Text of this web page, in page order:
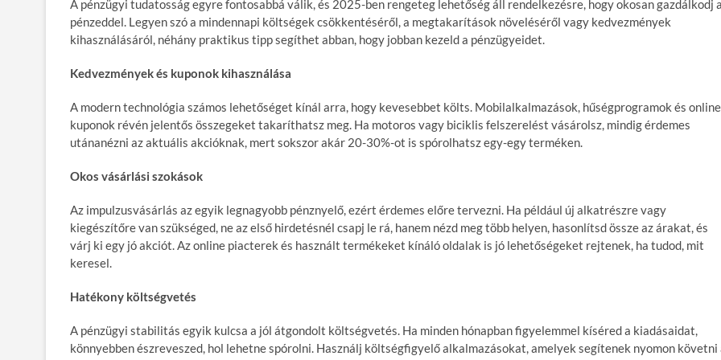
A pénzügyi tudatosság egyre fontosabbá válik, és 2025-ben rengeteg lehetőség áll rendelkezésre, hogy okosan gazdálkodj a
pénzeddel. Legyen szó a mindennapi költségek csökkentéséről, a megtakarítások növeléséről vagy kedvezmények
kihasználásáról, néhány praktikus tipp segíthet abban, hogy jobban kezeld a pénzügyeidet.
Kedvezmények és kuponok kihasználása
A modern technológia számos lehetőséget kínál arra, hogy kevesebbet költs. Mobilalkalmazások, hűségprogramok és online
kuponok révén jelentős összegeket takaríthatsz meg. Ha motoros vagy biciklis felszerelést vásárolsz, mindig érdemes
utánanézni az aktuális akcióknak, mert sokszor akár 20-30%-ot is spórolhatsz egy-egy terméken.
Okos vásárlási szokások
Az impulzusvásárlás az egyik legnagyobb pénznyelő, ezért érdemes előre tervezni. Ha például új alkatrészre vagy
kiegészítőre van szükséged, ne az első hirdetésnél csapj le rá, hanem nézd meg több helyen, hasonlítsd össze az árakat, és
várj ki egy jó akciót. Az online piacterek és használt termékeket kínáló oldalak is jó lehetőségeket rejtenek, ha tudod, mit
keresel.
Hatékony költségvetés
A pénzügyi stabilitás egyik kulcsa a jól átgondolt költségvetés. Ha minden hónapban figyelemmel kíséred a kiadásaidat,
könnyebben észreveszed, hol lehetne spórolni. Használj költségfigyelő alkalmazásokat, amelyek segítenek nyomon követni